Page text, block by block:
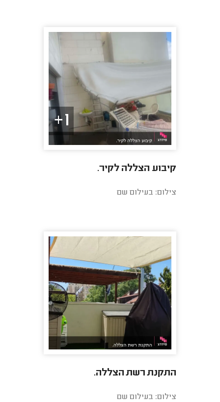
1+
קיבוע הצללה לקיר.
צילום: בעילום שם
התקנת רשת הצללה.
צילום: בעילום שם